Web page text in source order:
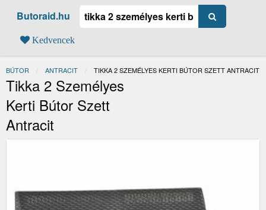
Butoraid.hu
Kedvencek
BÚTOR ANTRACIT JELENLEGI:
TIKKA 2 SZEMÉLYES KERTI BÚTOR SZETT ANTRACIT
Tikka 2 Személyes
Kerti Bútor Szett
Antracit